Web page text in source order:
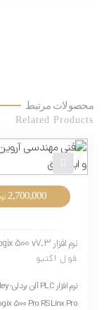
محصولات مرتبط
Related Products
2,700,000
نرم افزار RsLogix 500 v7.3
فول اکتیو